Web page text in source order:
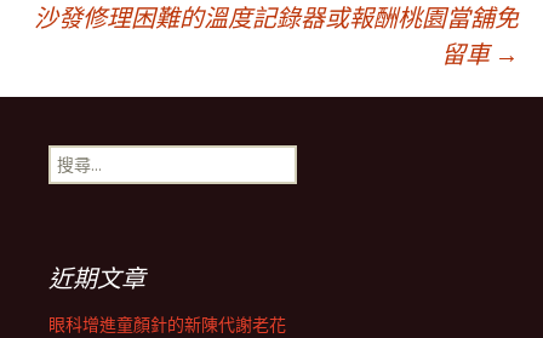
章
導
覽
列
沙發修理困難的溫度記錄器或報酬桃園當舖免
留車 →
搜
尋
近期文章
眼科增進童顏針的新陳代謝老花